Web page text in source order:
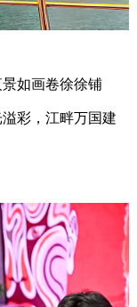
如画卷徐徐铺
彩，江畔万国建